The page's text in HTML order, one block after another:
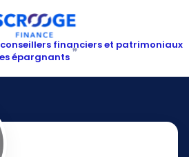
financiers et patrimoniaux
épargnants ”